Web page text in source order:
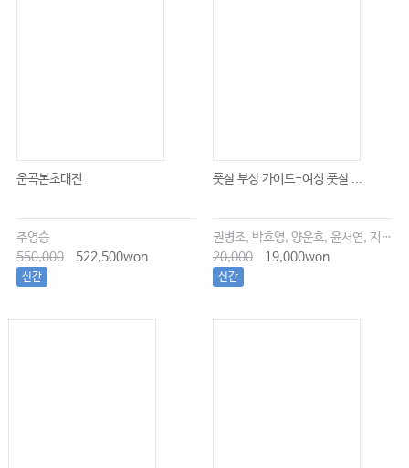
운곡본초대전
주영승
550,000
522,500won
신간
풋살 부상 가이드-여성 풋살 ...
권병조, 박호영, 양운호, 윤서연, 지현우
20,000
19,000won
신간